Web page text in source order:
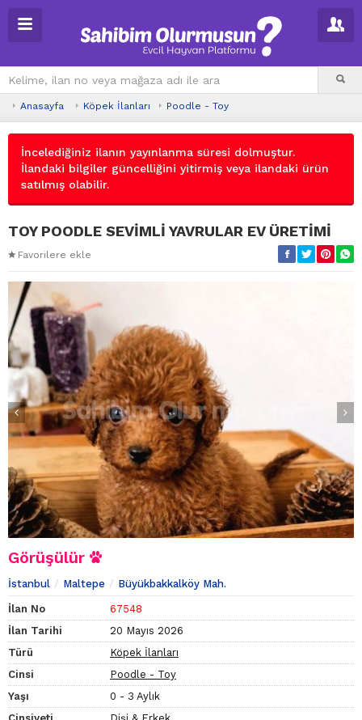
Anasayfa Köpek İlanları Poodle - Toy
İncelediğiniz ilanın yayınlanma süresi dolmuştur.
İlandaki bilgiler güncelliğini yitirmiş veya ilandaki ürün
satılmış olabilir.
TOY POODLE SEVİMLİ YAVRULAR EV ÜRETİMİ
Favorilere ekle
Görüşülür
İstanbul Maltepe Büyükbakkalköy Mah.
İlan No
67548
İlan Tarihi
20 Mayıs 2026
Türü
Köpek İlanları
Cinsi
Poodle - Toy
Yaşı
0 - 3 Aylık